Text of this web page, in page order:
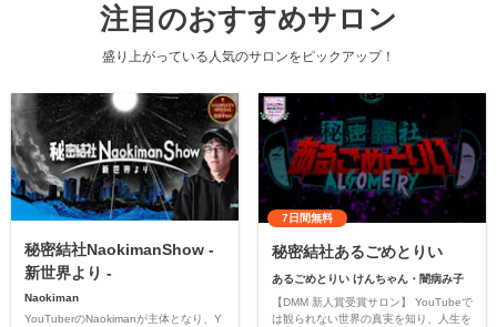
注目のおすすめサロン
盛り上がっている人気のサロンをピックアップ！
秘密結社NaokimanShow -
新世界より -
Naokiman
YouTuberのNaokimanが主体となり、Y
7日間無料
秘密結社あるごめとりい
あるごめとりい けんちゃん・闇病み子
【DMM 新人賞受賞サロン】 YouTubeで
は観られない世界の真実を知り、人生を